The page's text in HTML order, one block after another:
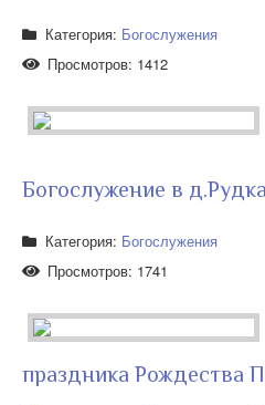
Категория: Богослужения
Просмотров: 1412
Богослужение в д.Рудка
Категория: Богослужения
Просмотров: 1741
праздника Рождества